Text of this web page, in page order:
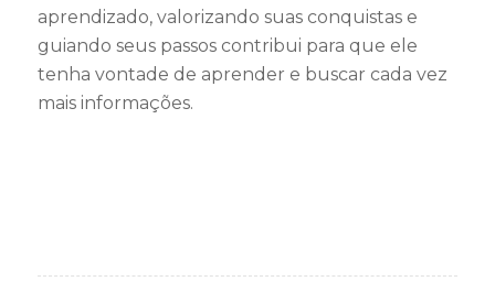
aprendizado, valorizando suas conquistas e
guiando seus passos contribui para que ele
tenha vontade de aprender e buscar cada vez
mais informações.